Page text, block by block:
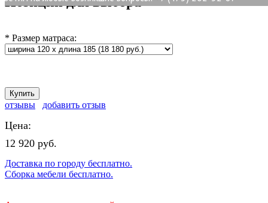
* Размер матраса:
отзывы добавить отзыв
Цена:
12 920 руб.
Доставка по городу бесплатно.
Сборка мебели бесплатно.